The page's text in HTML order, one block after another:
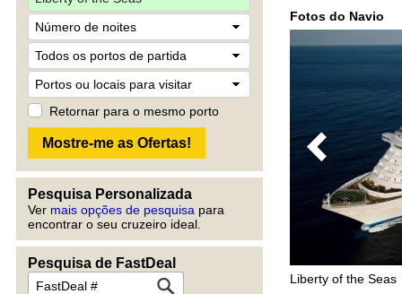
Retornar para o mesmo porto
Pesquisa Personalizada
Ver mais opções de pesquisa para
encontrar o seu cruzeiro ideal.
Pesquisa de FastDeal
Fotos do Navio
Previous
Liberty of the Seas